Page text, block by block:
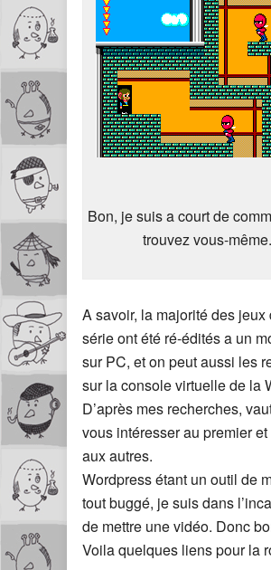
Bon, je suis a court de
trouvez vous-même.
A savoir, la majorité des jeux
série ont été ré-édités a un
sur PC, et on peut aussi les
sur la console virtuelle de la
D’après mes recherches,
vous intéresser au premier
aux autres.
Wordpress étant un outil de
tout buggé, je suis dans
de mettre une vidéo. Donc
Voila quelques liens pour la